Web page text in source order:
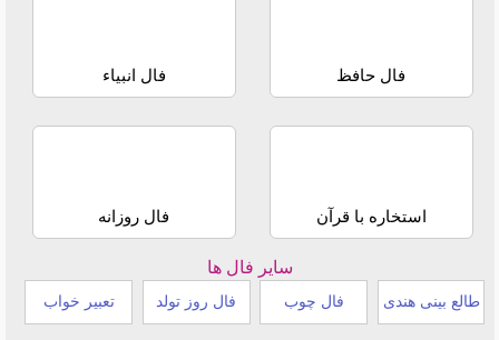
فال حافظ فال انبیاء
استخاره با قرآن فال روزانه
سایر فال ها
طالع بینی هندی فال چوب فال روز تولد تعبیر خواب